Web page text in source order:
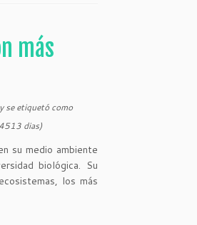
más
y se etiquetó como
dias)
su medio ambiente
biológica. Su
los más